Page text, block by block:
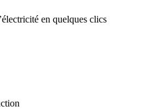
en quelques clics